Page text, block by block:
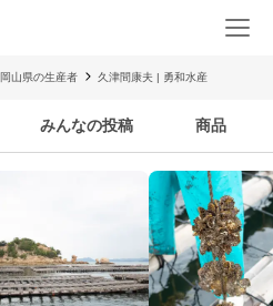
岡山県の生産者 久津間康夫 | 勇和水産
みんなの投稿 商品